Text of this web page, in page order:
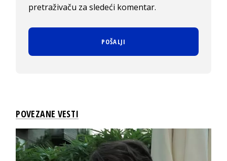
pretraživaču za sledeći komentar.
POVEZANE VESTI